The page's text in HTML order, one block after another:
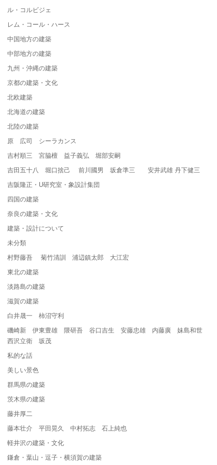
ル・コルビジェ
レム・コール・ハース
中国地方の建築
中部地方の建築
九州・沖縄の建築
京都の建築・文化
北欧建築
北海道の建築
北陸の建築
原 広司 シーラカンス
吉村順三 宮脇檀 益子義弘 堀部安嗣
吉田五十八 堀口捨己 前川國男 坂倉準三 安井武雄 丹下健三
吉阪隆正・U研究室・象設計集団
四国の建築
奈良の建築・文化
建築・設計について
未分類
村野藤吾 菊竹清訓 浦辺鎮太郎 大江宏
東北の建築
淡路島の建築
滋賀の建築
白井晟一 柿沼守利
磯崎新 伊東豊雄 隈研吾 谷口吉生 安藤忠雄 内藤廣 妹島和世
西沢立衛 坂茂
私的な話
美しい景色
群馬県の建築
茨木県の建築
藤井厚二
藤本壮介 平田晃久 中村拓志 石上純也
軽井沢の建築・文化
鎌倉・葉山・逗子・横須賀の建築